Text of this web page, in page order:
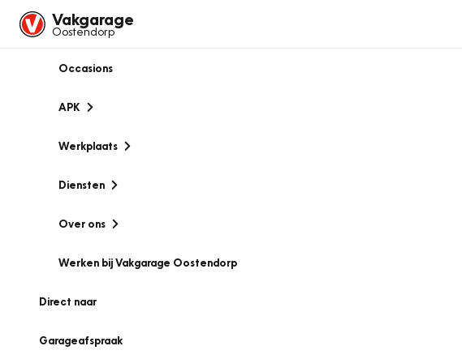
Vakgarage
Oostendorp
Occasions
APK
Werkplaats
Diensten
Over ons
Werken bij Vakgarage Oostendorp
Direct naar
Garageafspraak